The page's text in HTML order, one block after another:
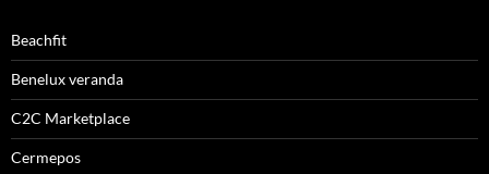
Beachfit
Benelux veranda
C2C Marketplace
Cermepos